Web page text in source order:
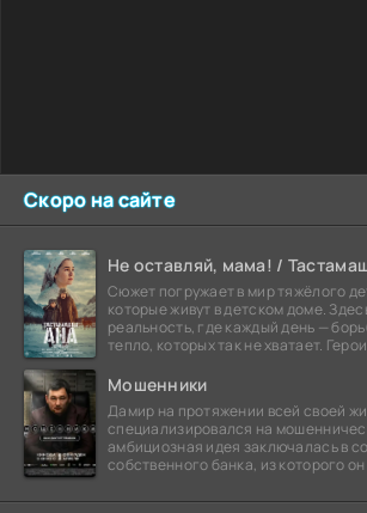
Скоро на сайте
Не оставляй, мама! /
Сюжет погружает в мир тяжёлого
которые живут в детском доме.
реальность, где каждый день —
тепло, которых так не хватает.
Мошенники
Дамир на протяжении всей своей
специализировался на
амбициозная идея заключалась в
собственного банка, из которого